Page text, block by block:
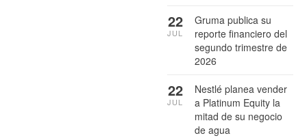
Gruma publica su
reporte financiero del
segundo trimestre de
2026
22
JUL
Nestlé planea vender
a Platinum Equity la
mitad de su negocio
de agua
22
JUL